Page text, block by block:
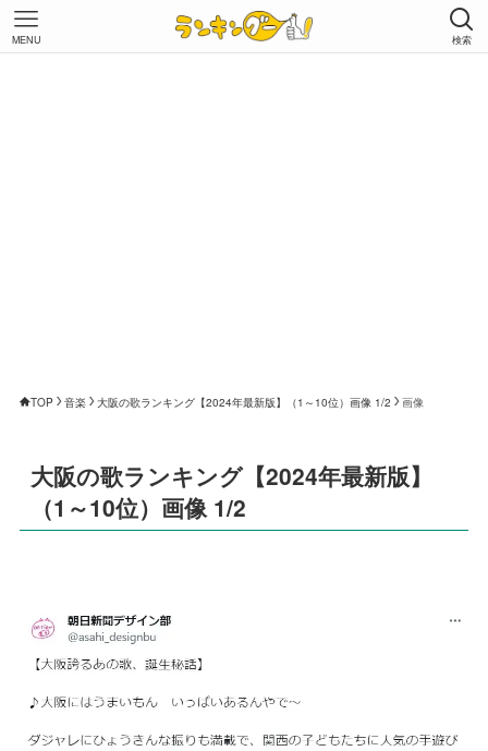
検索
MENU
TOP 音楽 大阪の歌ランキング【2024年最新版】（1～10位）画像 1/2 画像
大阪の歌ランキング【2024年最新版】
（1～10位）画像 1/2